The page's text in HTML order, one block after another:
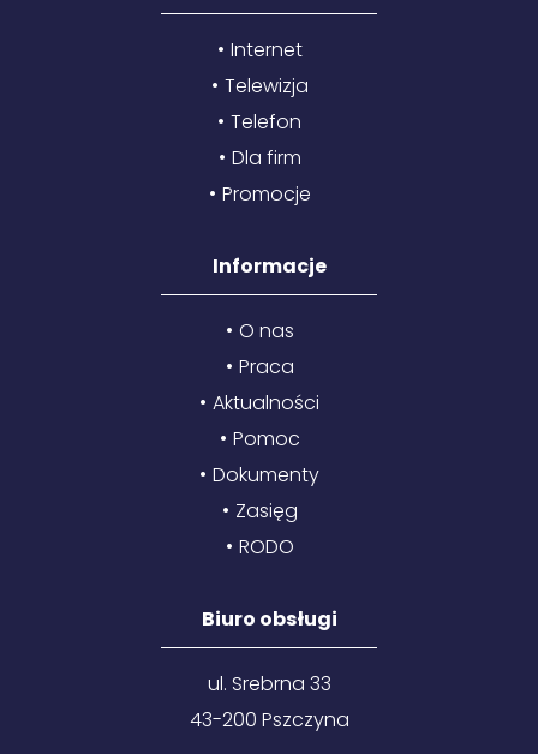
Internet
Telewizja
Telefon
Dla firm
Promocje
Informacje
O nas
Praca
Aktualności
Pomoc
Dokumenty
Zasięg
RODO
Biuro obsługi
ul. Srebrna 33
43-200 Pszczyna